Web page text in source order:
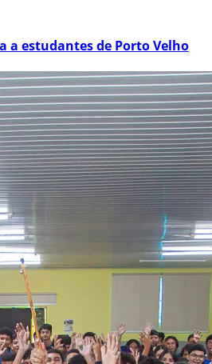
a estudantes de Porto Velho